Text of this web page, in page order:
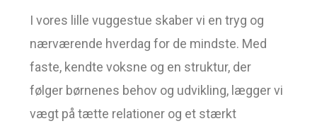
I vores lille vuggestue skaber vi en tryg og
nærværende hverdag for de mindste. Med
faste, kendte voksne og en struktur, der
følger børnenes behov og udvikling, lægger vi
vægt på tætte relationer og et stærkt